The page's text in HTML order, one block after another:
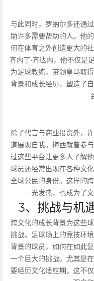
与此同时，罗纳尔多还通
助许多需要帮助的人。他
何在体育之外创造更大的
齐内丁·齐达内，他不仅是
为足球教练，带领皇马取
背景和成长经历，塑造了
除了代言与商业投资外，
道展现自我。梅西就曾参
过这些平台让更多人了解
球员还经常出现在各种文
全球公民的身份。这样的
光发热，也成为了
3、挑战与机
跨文化的成长背景为这些
挑战。足球场上的竞技环
背景的球员，如何在如此
一个巨大的挑战。尤其是
要经历文化适应期，这不